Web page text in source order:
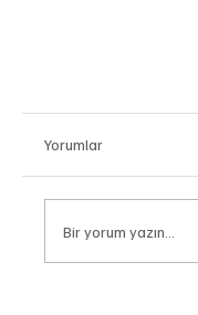
Yorumlar
Bir yorum yazın...